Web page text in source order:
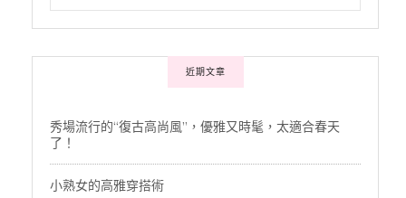
近期文章
秀場流行的“復古高尚風”，優雅又時髦，太適合春天
了！
小熟女的高雅穿搭術